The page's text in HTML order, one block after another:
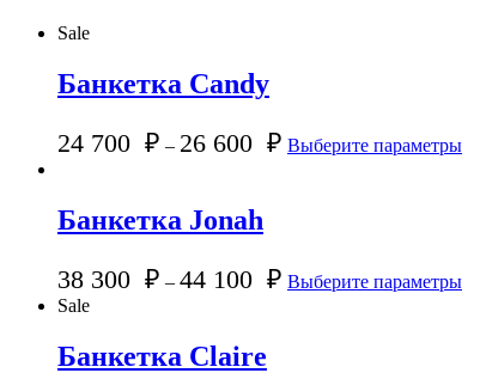
Sale
Банкетка Candy
24 700 ₽ – 26 600 ₽ Выберите параметры
Банкетка Jonah
38 300 ₽ – 44 100 ₽ Выберите параметры
Sale
Банкетка Claire